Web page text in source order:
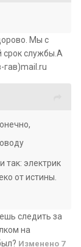
Мы с
срок службы.А
так: электрик
от истины.
следить за
на
Изменено 7